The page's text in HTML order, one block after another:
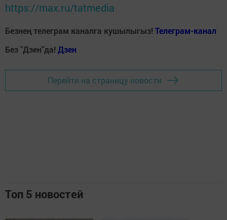
https://max.ru/tatmedia
Безнең телеграм каналга кушылыгыз! Телеграм-канал
Без "Дзен"да! Дзен
Перейти на страницу новости
Топ 5 новостей